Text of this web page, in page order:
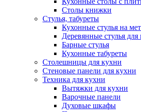
Столы книжки
Стулья, табуреты
Кухонные стулья на
Деревянные стулья для
Барные стулья
Кухонные табуреты
Столешницы для кухни
Стеновые панели для кухни
Техника для кухни
Вытяжки для кухни
Варочные панели
Духовые шкафы